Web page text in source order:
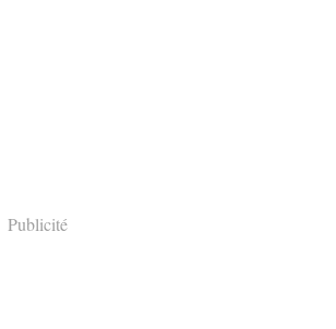
Publicité